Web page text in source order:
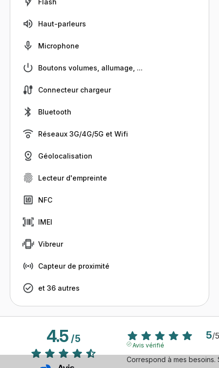
Haut-parleurs
Microphone
Boutons volumes, allumage, ...
Connecteur chargeur
Bluetooth
Réseaux 3G/4G/5G et Wifi
Géolocalisation
Lecteur d'empreinte
NFC
IMEI
Vibreur
Capteur de proximité
et 36 autres
4.5/5 5/5
Avis vérifié
Correspond à mes besoins.